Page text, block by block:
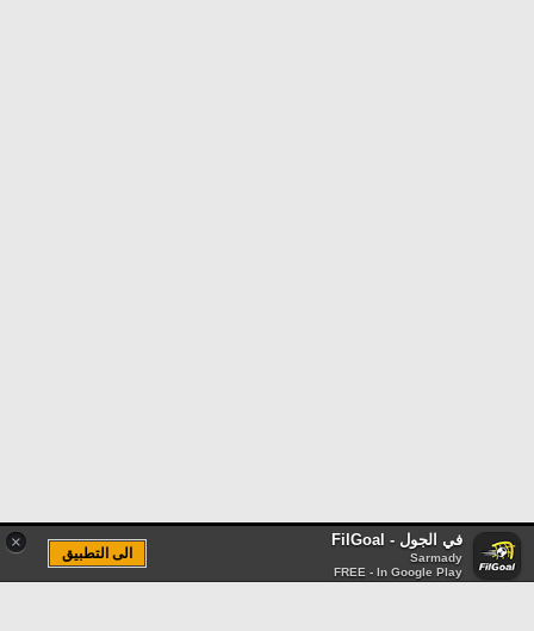
× في الجول - FilGoal
Sarmady
FREE - In Google Play
الى التطبيق